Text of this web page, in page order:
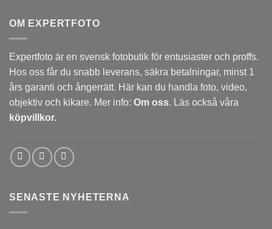
OM EXPERTFOTO
Expertfoto är en svensk fotobutik för entusiaster och proffs.
Hos oss får du snabb leverans, säkra betalningar, minst 1
års garanti och ångerrätt. Här kan du handla foto, video,
objektiv och kikare. Mer info: Om oss. Läs också våra
köpvillkor.
SENASTE NYHETERNA